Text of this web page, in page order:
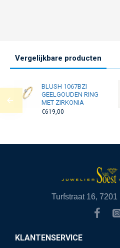
Vergelijkbare producten
BLUSH 1067BZI
GEELGOUDEN RING
MET ZIRKONIA
€619,00
Turfstraat 16, 7201
KLANTENSERVICE